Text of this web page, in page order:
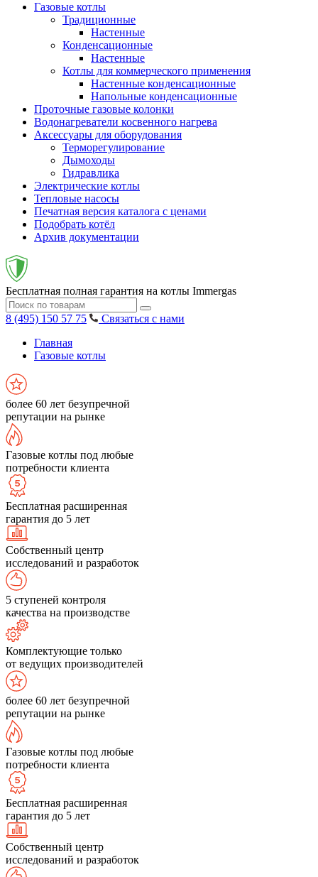
Газовые котлы
Традиционные
Настенные
Конденсационные
Настенные
Котлы для коммерческого применения
Настенные конденсационные
Напольные конденсационные
Проточные газовые колонки
Водонагреватели косвенного нагрева
Аксессуары для оборудования
Терморегулирование
Дымоходы
Гидравлика
Электрические котлы
Тепловые насосы
Печатная версия каталога с ценами
Подобрать котёл
Архив документации
Бесплатная полная гарантия на котлы Immergas
8 (495) 150 57 75
Связаться с нами
Главная
Газовые котлы
более 60 лет безупречной
репутации на рынке
Газовые котлы под любые
потребности клиента
Бесплатная расширенная
гарантия до 5 лет
Собственный центр
исследований и разработок
5 ступеней контроля
качества на производстве
Комплектующие только
от ведущих производителей
более 60 лет безупречной
репутации на рынке
Газовые котлы под любые
потребности клиента
Бесплатная расширенная
гарантия до 5 лет
Собственный центр
исследований и разработок